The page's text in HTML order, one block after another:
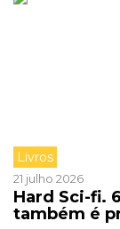
Livros
21 julho 2026
Hard Sci-fi.
também é